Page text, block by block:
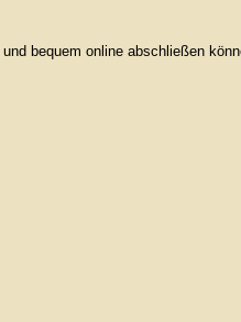
bequem online abschließen